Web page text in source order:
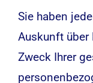
Sie haben
Auskunft über
Zweck Ihrer